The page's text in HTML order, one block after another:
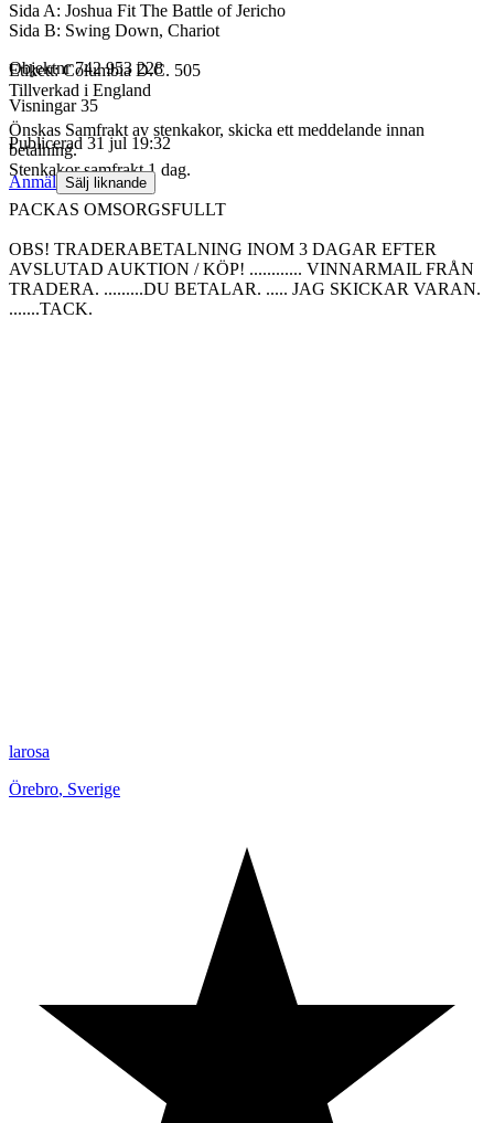
Sida A: Joshua Fit The Battle of Jericho
Sida B: Swing Down, Chariot
Etikett: Columbia D.C. 505
Tillverkad i England
Önskas Samfrakt av stenkakor, skicka ett meddelande innan
betalning.
Stenkakor samfrakt 1 dag.
PACKAS OMSORGSFULLT
OBS! TRADERABETALNING INOM 3 DAGAR EFTER
AVSLUTAD AUKTION / KÖP! ............ VINNARMAIL FRÅN
TRADERA. .........DU BETALAR. ..... JAG SKICKAR VARAN.
.......TACK.
Objektnr 742 953 228
Visningar 35
Publicerad 31 jul 19:32
Anmäl Sälj liknande
larosa
Örebro, Sverige